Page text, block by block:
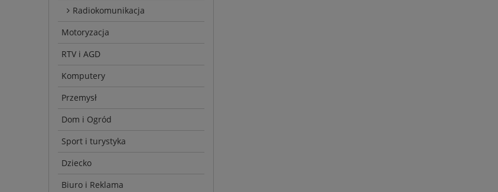
Radiokomunikacja
Motoryzacja
RTV i AGD
Komputery
Przemysł
Dom i Ogród
Sport i turystyka
Dziecko
Biuro i Reklama